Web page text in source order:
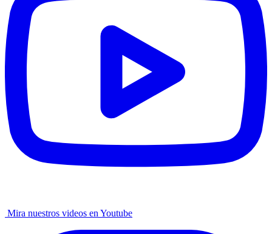
Mira nuestros videos en Youtube